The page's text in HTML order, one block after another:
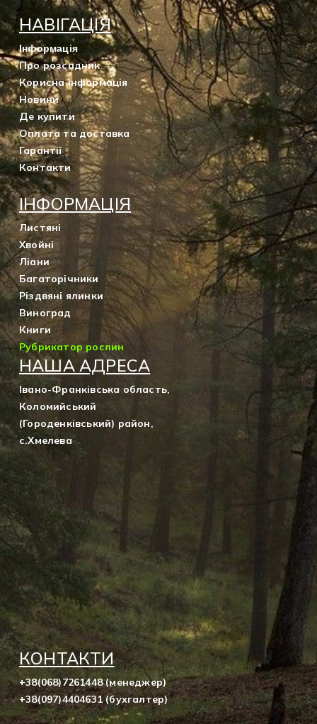
НАВІГАЦІЯ
Інформація
Про розсадник
Корисна інформація
Новини
Де купити
Оплата та доставка
Гарантії
Контакти
ІНФОРМАЦІЯ
Листяні
Хвойні
Ліани
Багаторічники
Різдвяні ялинки
Виноград
Книги
Рубрикатор рослин
НАША АДРЕСА
Івано-Франківська область,
Коломийський
(Городенківський) район,
с.Хмелева
КОНТАКТИ
+38(068)7261448 (менеджер)
+38(097)4404631 (бухгалтер)